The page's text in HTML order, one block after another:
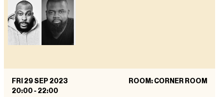
FRI 29 SEP 2023
20:00 - 22:00
ROOM: CORNER ROOM